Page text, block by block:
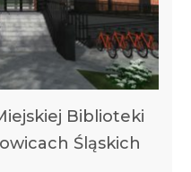
Biblioteki
Śląskich